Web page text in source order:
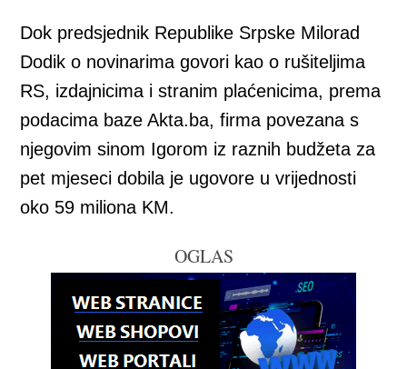
Dok predsjednik Republike Srpske Milorad
Dodik o novinarima govori kao o rušiteljima
RS, izdajnicima i stranim plaćenicima, prema
podacima baze Akta.ba, firma povezana s
njegovim sinom Igorom iz raznih budžeta za
pet mjeseci dobila je ugovore u vrijednosti
oko 59 miliona KM.
OGLAS